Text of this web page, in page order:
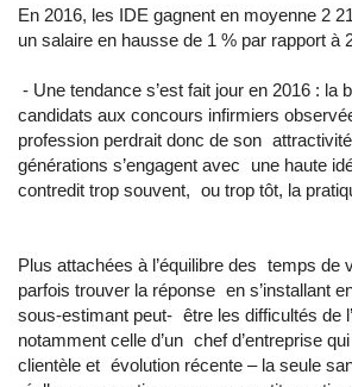
En 2016, les IDE gagnent en moyenne 2
un salaire en hausse de 1 % par rapport à
- Une tendance s’est fait jour en 2016 : la
candidats aux concours infirmiers
profession perdrait donc de son
générations s’engagent avec une haute
contredit trop souvent, ou trop tôt, la
Plus attachées à l’équilibre des temps de
parfois trouver la réponse en s’installant
sous-estimant peut- être les difficultés de
notamment celle d’un chef d’entreprise
clientèle et évolution récente – la seule